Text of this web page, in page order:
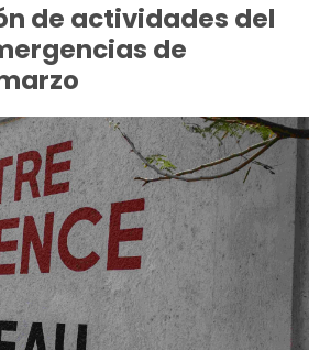
de actividades del
de